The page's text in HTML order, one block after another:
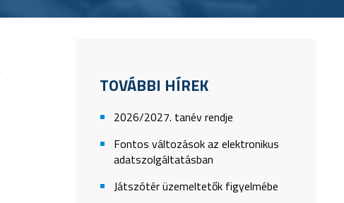
TOVÁBBI HÍREK
2026/2027. tanév rendje
Fontos változások az elektronikus
adatszolgáltatásban
Játszótér üzemeltetők figyelmébe